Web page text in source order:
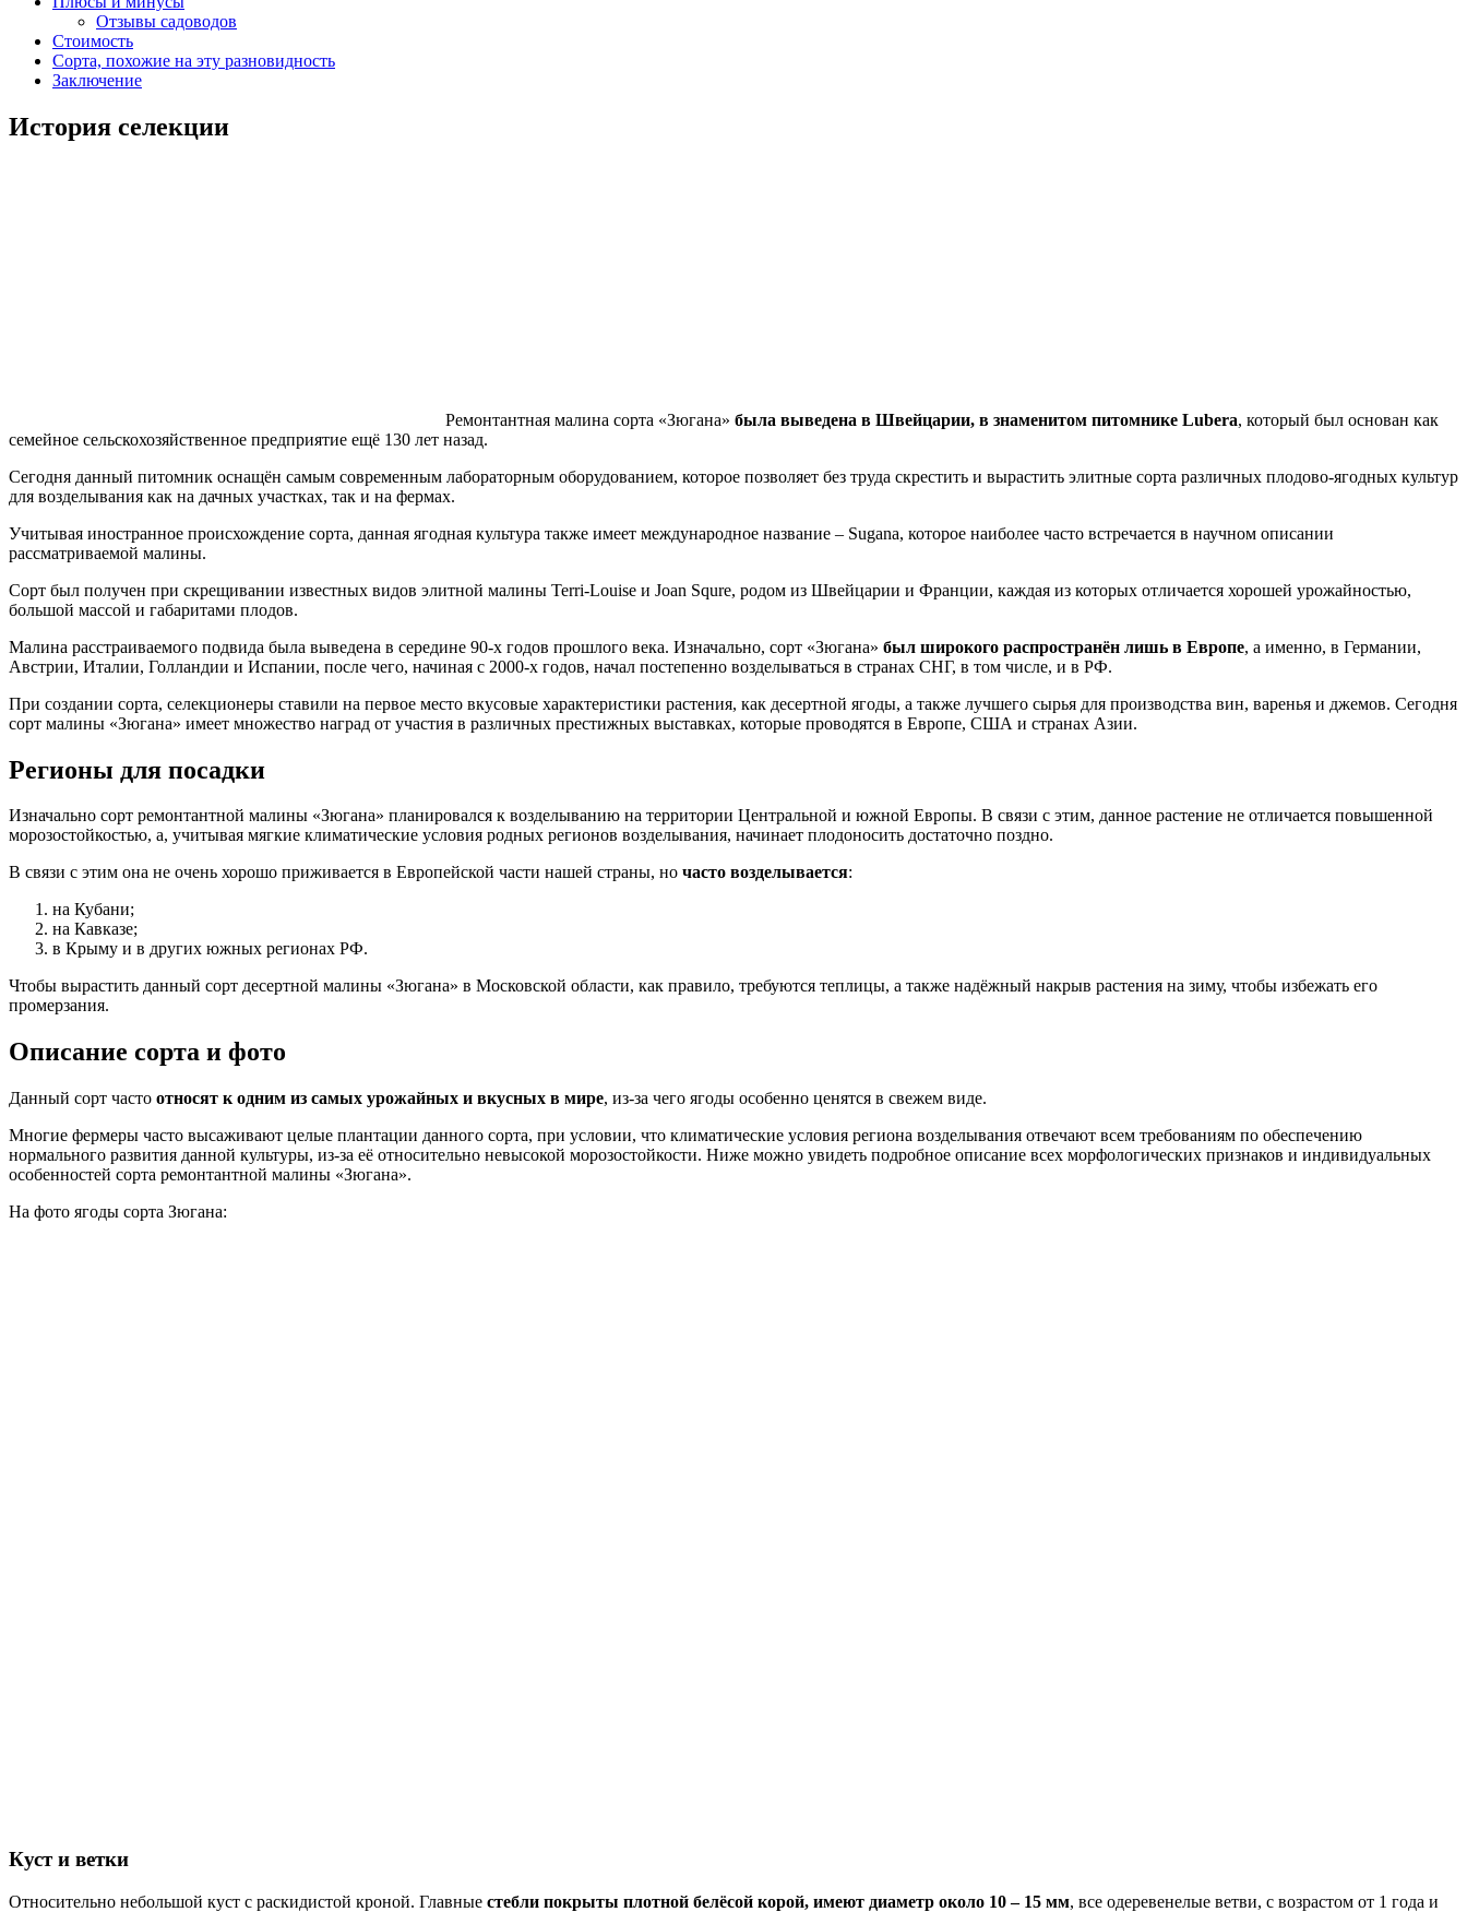
Отзывы садоводов
Стоимость
Сорта, похожие на эту разновидность
Заключение
История селекции
Ремонтантная малина сорта «Зюгана» была выведена в Швейцарии, в знаменитом питомнике Lubera, который был основан как
семейное сельскохозяйственное предприятие ещё 130 лет назад.
Сегодня данный питомник оснащён самым современным лабораторным оборудованием, которое позволяет без труда скрестить и вырастить элитные сорта различных плодово-ягодных культур
для возделывания как на дачных участках, так и на фермах.
Учитывая иностранное происхождение сорта, данная ягодная культура также имеет международное название – Sugana, которое наиболее часто встречается в научном описании
рассматриваемой малины.
Сорт был получен при скрещивании известных видов элитной малины Terri-Louise и Joan Squre, родом из Швейцарии и Франции, каждая из которых отличается хорошей урожайностью,
большой массой и габаритами плодов.
Малина расстраиваемого подвида была выведена в середине 90-х годов прошлого века. Изначально, сорт «Зюгана» был широкого распространён лишь в Европе, а именно, в Германии,
Австрии, Италии, Голландии и Испании, после чего, начиная с 2000-х годов, начал постепенно возделываться в странах СНГ, в том числе, и в РФ.
При создании сорта, селекционеры ставили на первое место вкусовые характеристики растения, как десертной ягоды, а также лучшего сырья для производства вин, варенья и джемов. Сегодня
сорт малины «Зюгана» имеет множество наград от участия в различных престижных выставках, которые проводятся в Европе, США и странах Азии.
Регионы для посадки
Изначально сорт ремонтантной малины «Зюгана» планировался к возделыванию на территории Центральной и южной Европы. В связи с этим, данное растение не отличается повышенной
морозостойкостью, а, учитывая мягкие климатические условия родных регионов возделывания, начинает плодоносить достаточно поздно.
В связи с этим она не очень хорошо приживается в Европейской части нашей страны, но часто возделывается:
на Кубани;
на Кавказе;
в Крыму и в других южных регионах РФ.
Чтобы вырастить данный сорт десертной малины «Зюгана» в Московской области, как правило, требуются теплицы, а также надёжный накрыв растения на зиму, чтобы избежать его
промерзания.
Описание сорта и фото
Данный сорт часто относят к одним из самых урожайных и вкусных в мире, из-за чего ягоды особенно ценятся в свежем виде.
Многие фермеры часто высаживают целые плантации данного сорта, при условии, что климатические условия региона возделывания отвечают всем требованиям по обеспечению
нормального развития данной культуры, из-за её относительно невысокой морозостойкости. Ниже можно увидеть подробное описание всех морфологических признаков и индивидуальных
особенностей сорта ремонтантной малины «Зюгана».
На фото ягоды сорта Зюгана:
Куст и ветки
Относительно небольшой куст с раскидистой кроной. Главные стебли покрыты плотной белёсой корой, имеют диаметр около 10 – 15 мм, все одеревенелые ветви, с возрастом от 1 года и